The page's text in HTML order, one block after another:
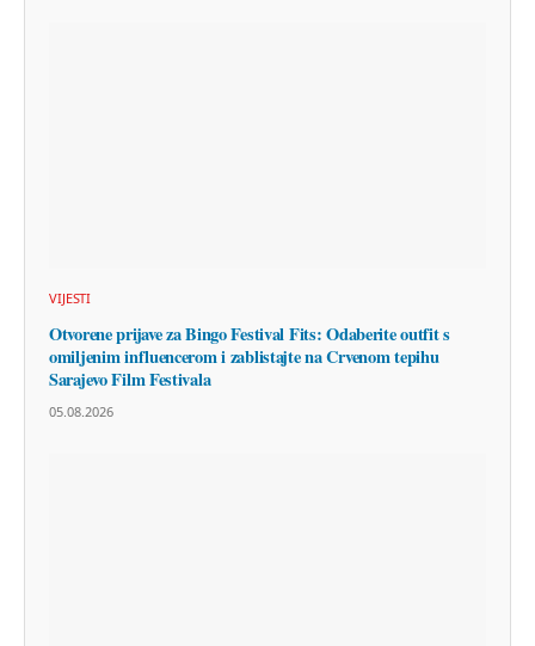
VIJESTI
Otvorene prijave za Bingo Festival Fits: Odaberite outfit s
omiljenim influencerom i zablistajte na Crvenom tepihu
Sarajevo Film Festivala
05.08.2026